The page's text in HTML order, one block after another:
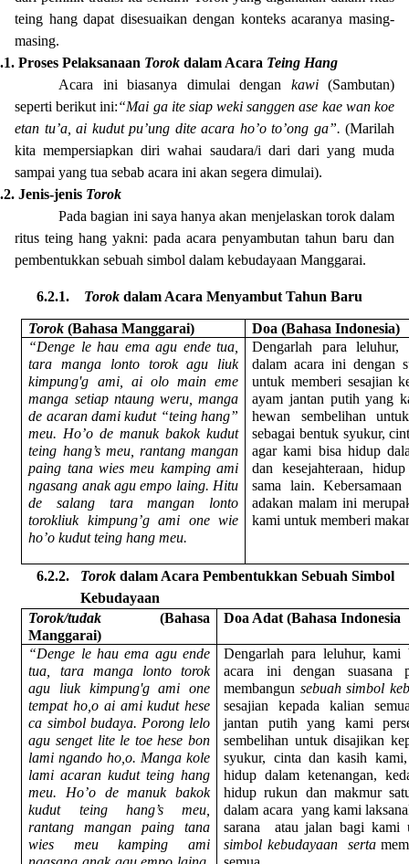
teing hang dapat disesuaikan dengan konteks acaranya masing-
masing.
Proses Pelaksanaan Torok dalam Acara Teing Hang
Acara ini biasanya dimulai dengan kawi (Sambutan)
seperti berikut ini:“Mai ga ite siap weki sanggen ase kae wan koe
etan tu’a, ai kudut pu’ung dite acara ho’o to’ong ga”. (Marilah
kita mempersiapkan diri wahai saudara/i dari dari yang muda
sampai yang tua sebab acara ini akan segera dimulai).
Jenis-jenis Torok
Pada bagian ini saya hanya akan menjelaskan torok dalam
ritus teing hang yakni: pada acara penyambutan tahun baru dan
pembentukkan sebuah simbol dalam kebudayaan Manggarai.
6.2.1. Torok dalam Acara Menyambut Tahun Baru
Torok (Bahasa Manggarai)
Doa (Bahasa Indonesia)
“Denge le hau ema agu ende tua,
tara manga lonto torok agu liuk
kimpung'g ami, ai olo main eme
manga setiap ntaung weru, manga
de acaran dami kudut “teing hang”
meu. Ho’o de manuk bakok kudut
teing hang’s meu, rantang mangan
paing tana wies meu kamping ami
ngasang anak agu empo laing. Hitu
de salang tara mangan lonto
torokliuk kimpung’g ami one wie
ho’o kudut teing hang meu.
Dengarlah para leluhur,
dalam acara ini dengan
untuk memberi sesajian
ayam jantan putih yang
hewan sembelihan
sebagai bentuk syukur,
agar kami bisa hidup
dan kesejahteraan,
sama lain. Kebersamaan
adakan malam ini
kami untuk memberi
6.2.2. Torok dalam Acara Pembentukkan Sebuah Simbol
Kebudayaan
Torok/tudak (Bahasa
Manggarai)
Doa Adat (Bahasa Indonesia
“Denge le hau ema agu ende
tua, tara manga lonto torok
agu liuk kimpung'g ami one
tempat ho,o ai ami kudut hese
ca simbol budaya. Porong lelo
agu senget lite le toe hese bon
lami ngando ho,o. Manga kole
lami acaran kudut teing hang
meu. Ho’o de manuk bakok
kudut teing hang’s meu,
rantang mangan paing tana
wies meu kamping ami
Dengarlah para leluhur, kami
acara ini dengan suasana
membangun sebuah simbol
sesajian kepada kalian
jantan putih yang kami
sembelihan untuk disajikan
syukur, cinta dan kasih
hidup dalam ketenangan,
hidup rukun dan makmur
dalam acara yang kami
sarana
atau jalan bagi kami
simbol kebudayaan
serta